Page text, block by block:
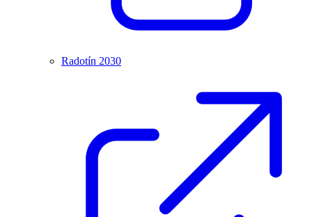
Radotín 2030